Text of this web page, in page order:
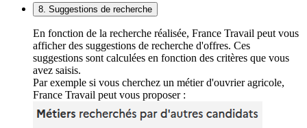
8. Suggestions de recherche
En fonction de la recherche réalisée, France Travail peut vous
afficher des suggestions de recherche d'offres. Ces
suggestions sont calculées en fonction des critères que vous
avez saisis.
Par exemple si vous cherchez un métier d'ouvrier agricole,
France Travail peut vous proposer :